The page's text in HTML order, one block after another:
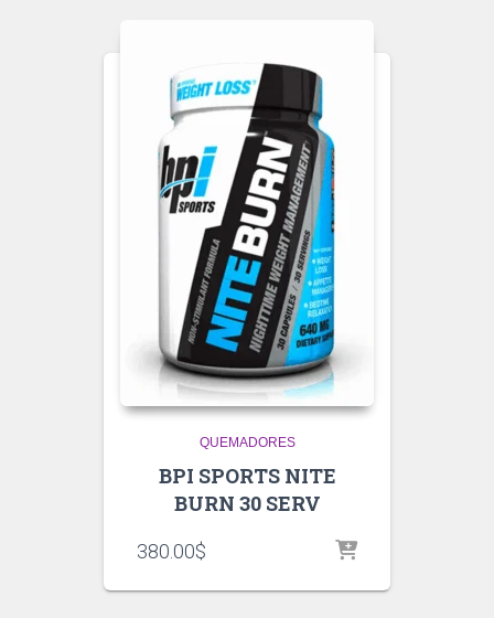
QUEMADORES
BPI SPORTS NITE
BURN 30 SERV
380.00$